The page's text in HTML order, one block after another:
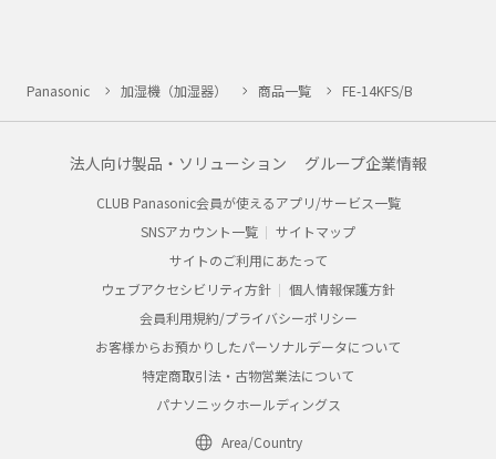
Panasonic 加湿機（加湿器） 商品一覧 FE-14KFS/B
法人向け製品・ソリューション グループ企業情報
CLUB Panasonic会員が使えるアプリ/サービス一覧
SNSアカウント一覧
サイトマップ
サイトのご利用にあたって
ウェブアクセシビリティ方針
個人情報保護方針
会員利用規約/プライバシーポリシー
お客様からお預かりしたパーソナルデータについて
特定商取引法・古物営業法について
パナソニックホールディングス
Area/Country